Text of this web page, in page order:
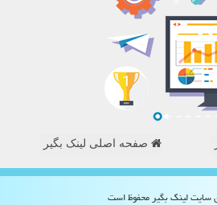
صفحه اصلی لینک بگیر